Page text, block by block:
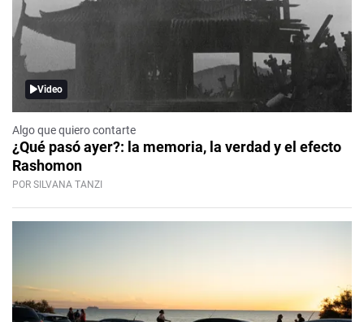
Video
Algo que quiero contarte
¿Qué pasó ayer?: la memoria, la verdad y el efecto
Rashomon
POR SILVANA TANZI